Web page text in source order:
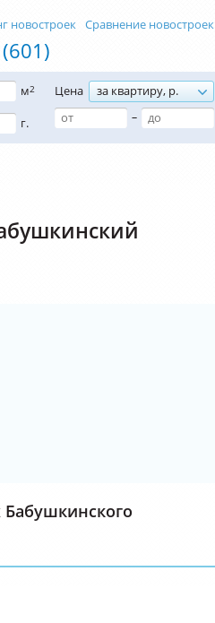
новостроек Сравнение новостроек
м2
г.
Цена
за квартиру, р.
–